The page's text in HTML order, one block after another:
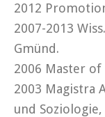
2012
2007-2013
Gmünd.
2006 Master
2003 Magistra
und